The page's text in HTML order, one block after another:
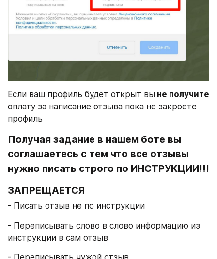
Если ваш профиль будет открыт вы не получите
оплату за написание отзыва пока не закроете
профиль
Получая задание в нашем боте вы
соглашаетесь с тем что все отзывы
нужно писать строго по ИНСТРУКЦИИ!!!
ЗАПРЕЩАЕТСЯ
- Писать отзыв не по инструкции
- Переписывать слово в слово информацию из
инструкции в сам отзыв
- Переписывать чужой отзыв